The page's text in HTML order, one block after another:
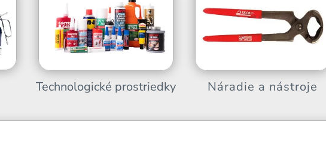
Technologické prostriedky Náradie a nástroje